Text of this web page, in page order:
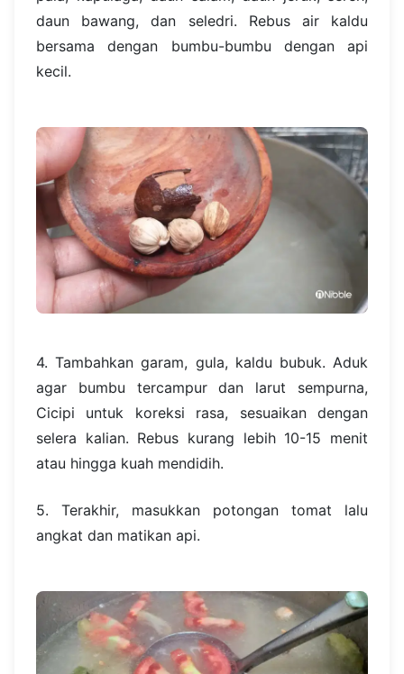
daun bawang, dan seledri. Rebus air kaldu
bersama dengan bumbu-bumbu dengan api
kecil.
4. Tambahkan garam, gula, kaldu bubuk. Aduk
agar bumbu tercampur dan larut sempurna,
Cicipi untuk koreksi rasa, sesuaikan dengan
selera kalian. Rebus kurang lebih 10-15 menit
atau hingga kuah mendidih.
5. Terakhir, masukkan potongan tomat lalu
angkat dan matikan api.